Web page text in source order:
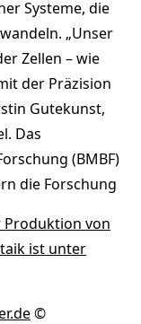
Systeme, die
„Unser
Zellen – wie
der Präzision
Gutekunst,
Das
(BMBF)
die Forschung
Produktion von
ist unter
©